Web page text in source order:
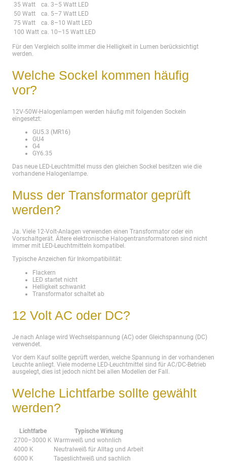
35 Watt
ca. 3–5 Watt LED
50 Watt
ca. 5–7 Watt LED
75 Watt
ca. 8–10 Watt LED
100 Watt ca. 10–15 Watt LED
Für den Vergleich sollte immer die Helligkeit in Lumen berücksichtigt
werden.
Welche Sockel kommen häufig
vor?
12V-50W-Halogenlampen werden häufig mit folgenden Sockeln
eingesetzt:
GU5.3 (MR16)
GU4
G4
GY6.35
Das neue LED-Leuchtmittel muss den gleichen Sockel besitzen wie die
vorhandene Halogenlampe.
Muss der Transformator geprüft
werden?
Ja. Viele 12-Volt-Anlagen verwenden einen Transformator oder ein
Vorschaltgerät. Ältere elektronische Halogentransformatoren sind nicht
immer mit LED-Leuchtmitteln kompatibel.
Typische Anzeichen für Inkompatibilität:
Flackern
LED startet nicht
Helligkeit schwankt
Transformator schaltet ab
12 Volt AC oder DC?
Je nach Anlage wird Wechselspannung (AC) oder Gleichspannung (DC)
verwendet.
Vor dem Kauf sollte geprüft werden, welche Spannung in der vorhandenen
Leuchte anliegt. Viele moderne LED-Leuchtmittel sind für AC/DC-Betrieb
ausgelegt, dies ist jedoch nicht bei allen Modellen der Fall.
Welche Lichtfarbe sollte gewählt
werden?
Lichtfarbe
Typische Wirkung
2700–3000 K Warmweiß und wohnlich
4000 K
Neutralweiß für Alltag und Arbeit
6000 K
Tageslichtweiß und sachlich